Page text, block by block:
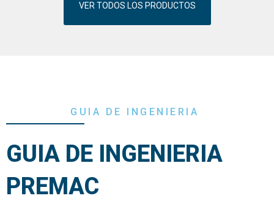
VER TODOS LOS PRODUCTOS
GUIA DE INGENIERIA
GUIA DE INGENIERIA
PREMAC